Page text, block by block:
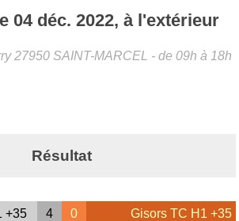
04 déc. 2022, à l'extérieur
27950 SAINT-MARCEL - de 09h à 18h
Résultat
+35 4 0 Gisors TC H1 +35